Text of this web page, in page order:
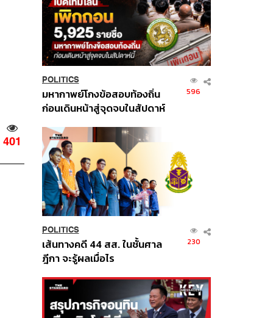
401
POLITICS
มหากาพย์โกงข้อสอบท้องถิ่น
ก่อนเดินหน้าสู่จุดจบในสัปดาห์
596
POLITICS
เส้นทางคดี 44 สส. ในชั้นศาล
ฎีกา จะรู้ผลเมื่อไร
230